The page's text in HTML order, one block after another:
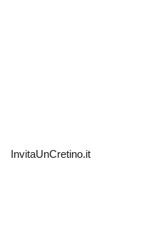
InvitaUnCretino.it